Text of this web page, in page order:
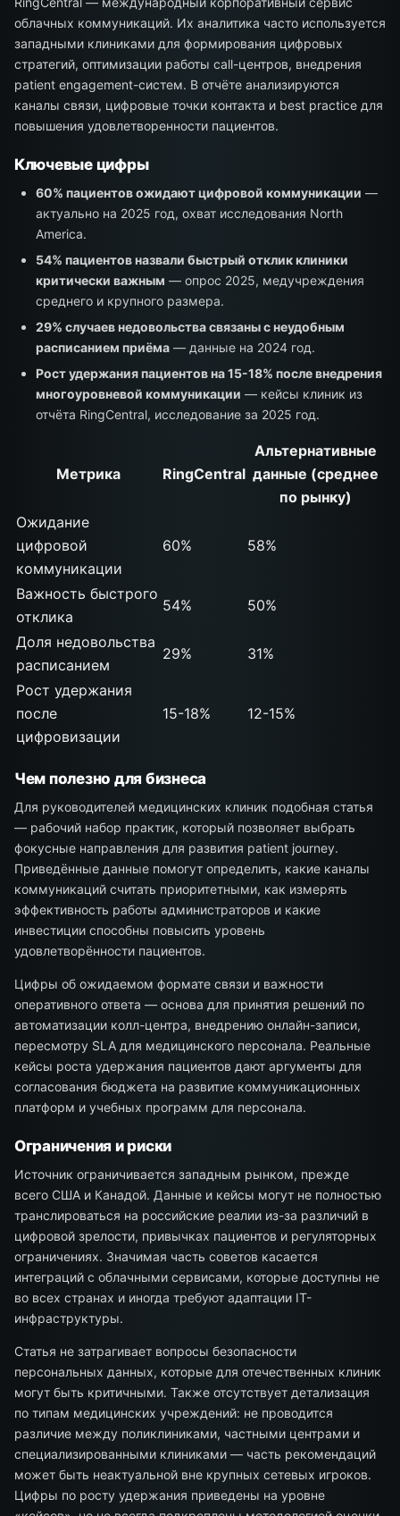
облачных коммуникаций. Их аналитика часто используется
западными клиниками для формирования цифровых
стратегий, оптимизации работы call-центров, внедрения
patient engagement-систем. В отчёте анализируются
каналы связи, цифровые точки контакта и best practice для
повышения удовлетворенности пациентов.
Ключевые цифры
60% пациентов ожидают цифровой коммуникации —
актуально на 2025 год, охват исследования North
America.
54% пациентов назвали быстрый отклик клиники
критически важным — опрос 2025, медучреждения
среднего и крупного размера.
29% случаев недовольства связаны с неудобным
расписанием приёма — данные на 2024 год.
Рост удержания пациентов на 15-18% после внедрения
многоуровневой коммуникации — кейсы клиник из
отчёта RingCentral, исследование за 2025 год.
Метрика RingCentral
Альтернативные
данные (среднее
по рынку)
Ожидание
цифровой
коммуникации
60% 58%
Важность быстрого
отклика
54% 50%
Доля недовольства
расписанием
29% 31%
Рост удержания
после
цифровизации
15-18% 12-15%
Чем полезно для бизнеса
Для руководителей медицинских клиник подобная статья
— рабочий набор практик, который позволяет выбрать
фокусные направления для развития patient journey.
Приведённые данные помогут определить, какие каналы
коммуникаций считать приоритетными, как измерять
эффективность работы администраторов и какие
инвестиции способны повысить уровень
удовлетворённости пациентов.
Цифры об ожидаемом формате связи и важности
оперативного ответа — основа для принятия решений по
автоматизации колл-центра, внедрению онлайн-записи,
пересмотру SLA для медицинского персонала. Реальные
кейсы роста удержания пациентов дают аргументы для
согласования бюджета на развитие коммуникационных
платформ и учебных программ для персонала.
Ограничения и риски
Источник ограничивается западным рынком, прежде
всего США и Канадой. Данные и кейсы могут не полностью
транслироваться на российские реалии из-за различий в
цифровой зрелости, привычках пациентов и регуляторных
ограничениях. Значимая часть советов касается
интеграций с облачными сервисами, которые доступны не
во всех странах и иногда требуют адаптации IT-
инфраструктуры.
Статья не затрагивает вопросы безопасности
персональных данных, которые для отечественных клиник
могут быть критичными. Также отсутствует детализация
по типам медицинских учреждений: не проводится
различие между поликлиниками, частными центрами и
специализированными клиниками — часть рекомендаций
может быть неактуальной вне крупных сетевых игроков.
Цифры по росту удержания приведены на уровне